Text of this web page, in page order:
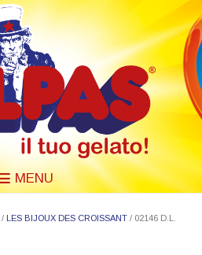
MENU
/ LES BIJOUX DES CROISSANT / 02146 D.L.